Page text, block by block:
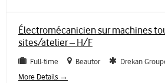
Électromécanicien sur machines
sites/atelier – H/F
Full-time Beautor Drekan
More Details